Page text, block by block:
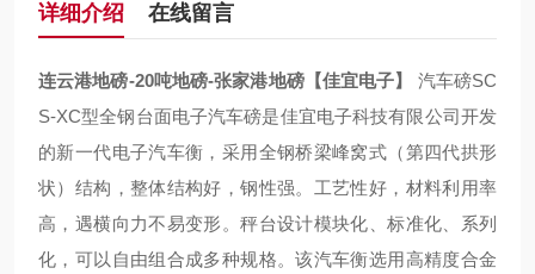
详细介绍 在线留言
连云港地磅-20吨地磅-张家港地磅【佳宜电子】 汽车磅SC
S-XC型全钢台面电子汽车磅是佳宜电子科技有限公司开发
的新一代电子汽车衡，采用全钢桥梁峰窝式（第四代拱形
状）结构，整体结构好，钢性强。工艺性好，材料利用率
高，遇横向力不易变形。秤台设计模块化、标准化、系列
化，可以自由组合成多种规格。该汽车衡选用高精度合金